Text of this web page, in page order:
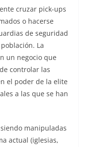
cruzar pick-ups
o hacerse
de seguridad
La
un negocio que
controlar las
el poder de la elite
a las que se han
manipuladas
actual (iglesias,